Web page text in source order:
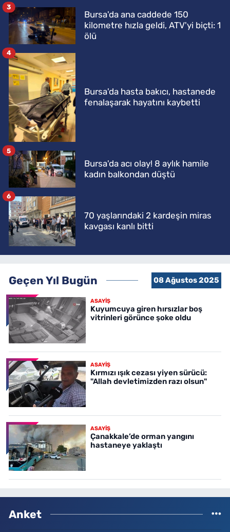
Bursa'da ana caddede 150
kilometre hızla geldi, ATV'yi biçti: 1
ölü
3
Bursa'da hasta bakıcı, hastanede
fenalaşarak hayatını kaybetti
4
Bursa'da acı olay! 8 aylık hamile
kadın balkondan düştü
5
70 yaşlarındaki 2 kardeşin miras
kavgası kanlı bitti
6
Geçen Yıl Bugün 08 Ağustos 2025
ASAYİŞ
Kuyumcuya giren hırsızlar boş
vitrinleri görünce şoke oldu
ASAYİŞ
Kırmızı ışık cezası yiyen sürücü:
"Allah devletimizden razı olsun"
ASAYİŞ
Çanakkale’de orman yangını
hastaneye yaklaştı
Anket